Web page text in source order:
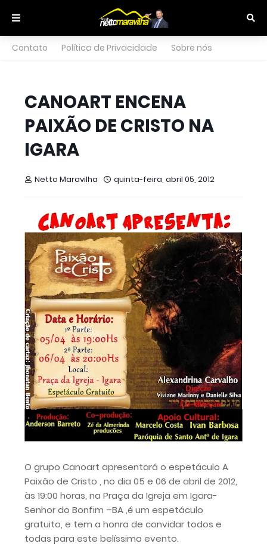
Contato Política de Privacidade Sobre nós
CANOART ENCENA
PAIXÃO DE CRISTO NA
IGARA
Netto Maravilha quinta-feira, abril 05, 2012
O grupo Canoart apresentará o espetáculo A
Paixão de Cristo , no dia 05 e 06 de abril de 2012,
às 19:00 horas, na Praça da Igreja em Igara-
Senhor do Bonfim –BA ,é um espetáculo
gratuito, e tem a honra de convidar todos e
todas para este belíssimo evento.